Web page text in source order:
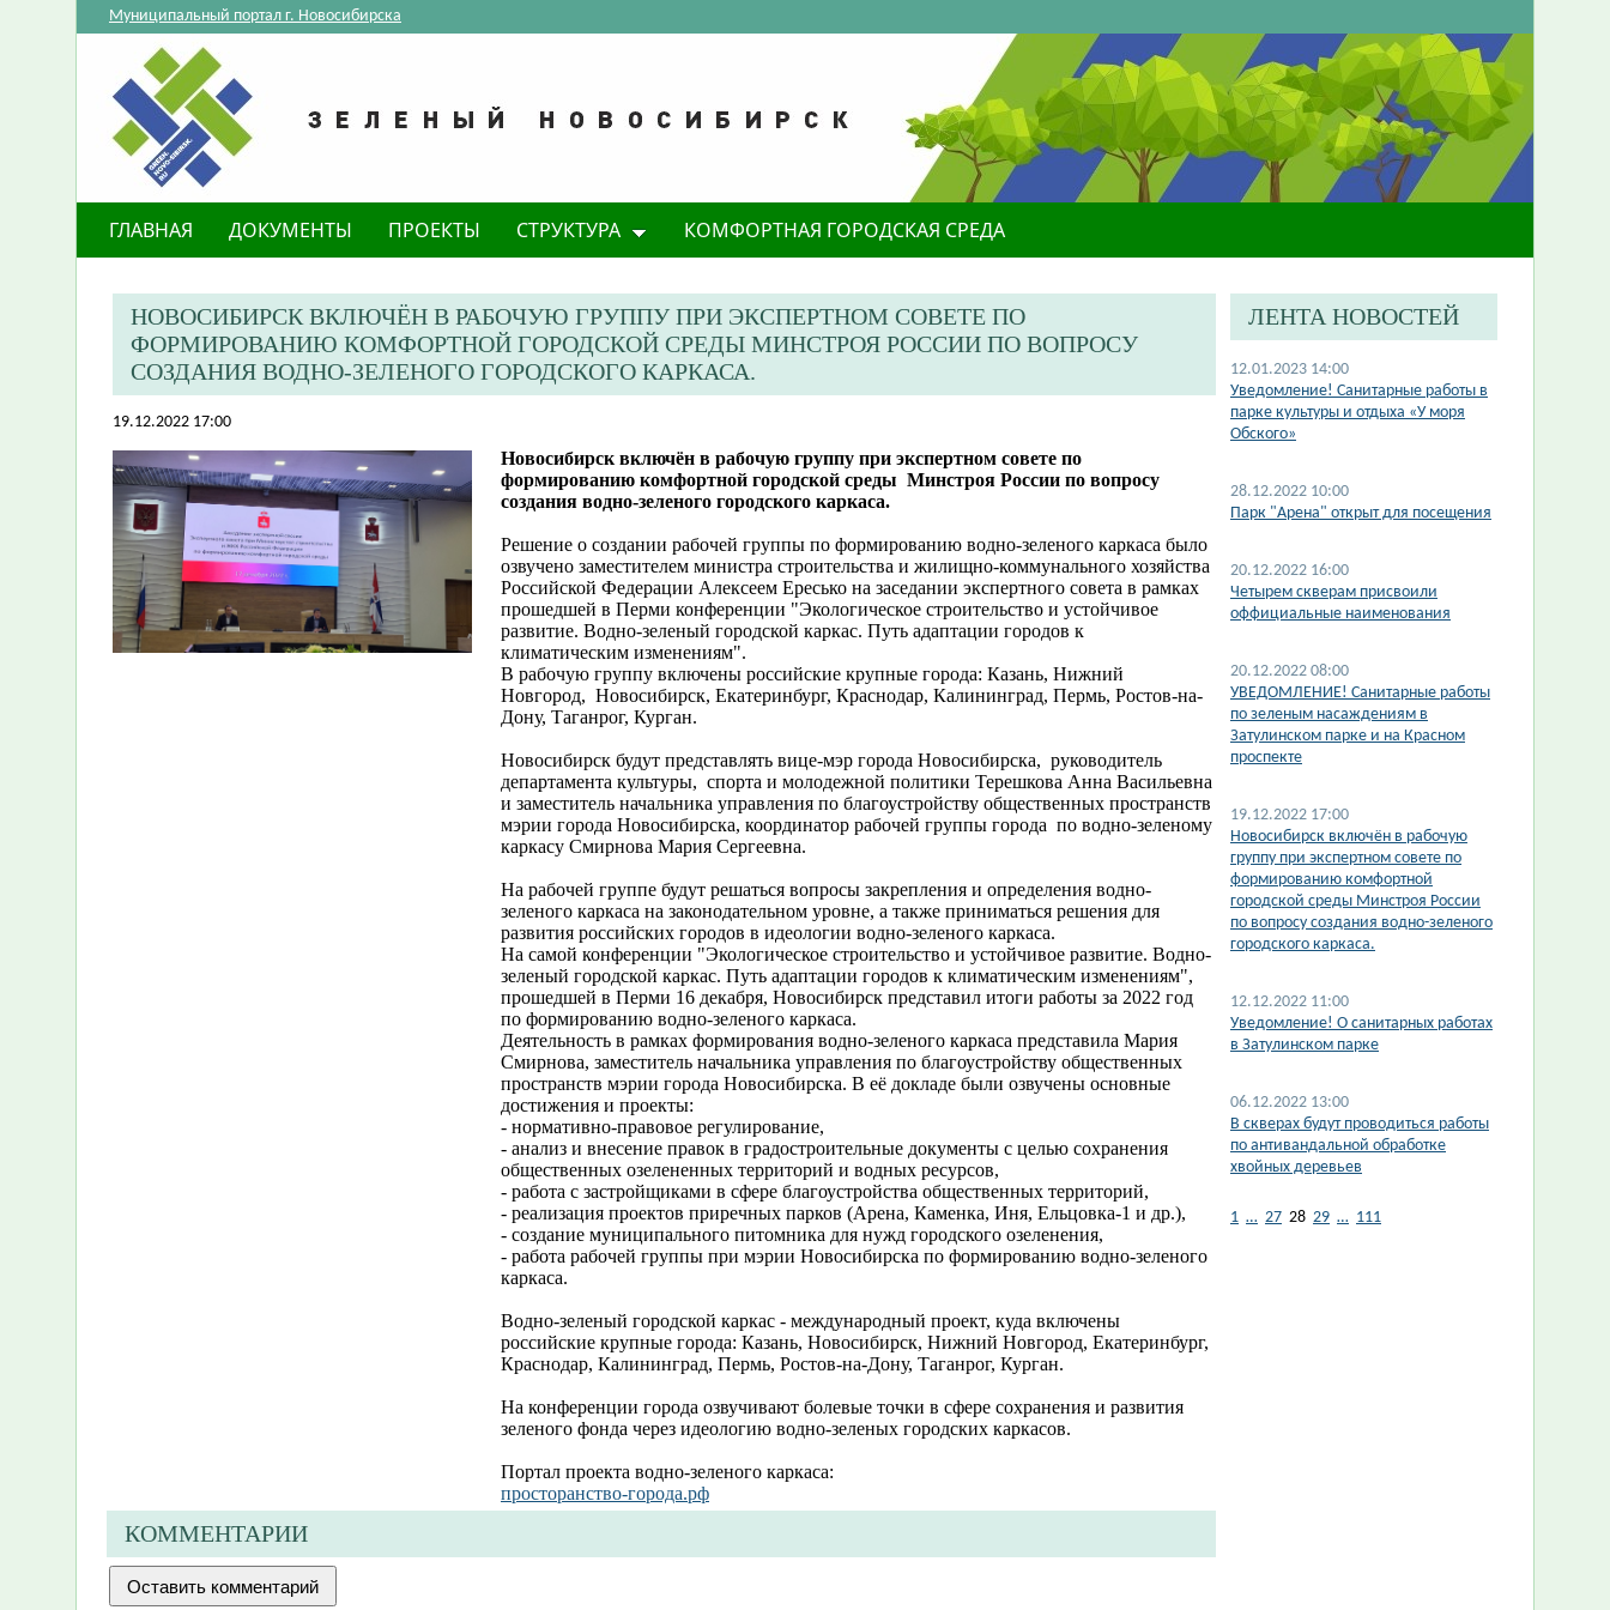
Муниципальный портал г. Новосибирска
ГЛАВНАЯ ДОКУМЕНТЫ ПРОЕКТЫ СТРУКТУРА КОМФОРТНАЯ ГОРОДСКАЯ СРЕДА
НОВОСИБИРСК ВКЛЮЧЁН В РАБОЧУЮ ГРУППУ ПРИ ЭКСПЕРТНОМ СОВЕТЕ ПО
ФОРМИРОВАНИЮ КОМФОРТНОЙ ГОРОДСКОЙ СРЕДЫ МИНСТРОЯ РОССИИ ПО ВОПРОСУ
СОЗДАНИЯ ВОДНО-ЗЕЛЕНОГО ГОРОДСКОГО КАРКАСА.
19.12.2022 17:00
Новосибирск включён в рабочую группу при экспертном совете по
формированию комфортной городской среды Минстроя России по вопросу
создания водно-зеленого городского каркаса.
Решение о создании рабочей группы по формированию водно-зеленого каркаса было
озвучено заместителем министра строительства и жилищно-коммунального хозяйства
Российской Федерации Алексеем Ересько на заседании экспертного совета в рамках
прошедшей в Перми конференции "Экологическое строительство и устойчивое
развитие. Водно-зеленый городской каркас. Путь адаптации городов к
климатическим изменениям".
В рабочую группу включены российские крупные города: Казань, Нижний
Новгород, Новосибирск, Екатеринбург, Краснодар, Калининград, Пермь, Ростов-на-
Дону, Таганрог, Курган.
Новосибирск будут представлять вице-мэр города Новосибирска, руководитель
департамента культуры, спорта и молодежной политики Терешкова Анна Васильевна
и заместитель начальника управления по благоустройству общественных пространств
мэрии города Новосибирска, координатор рабочей группы города по водно-зеленому
каркасу Смирнова Мария Сергеевна.
На рабочей группе будут решаться вопросы закрепления и определения водно-
зеленого каркаса на законодательном уровне, а также приниматься решения для
развития российских городов в идеологии водно-зеленого каркаса.
На самой конференции "Экологическое строительство и устойчивое развитие. Водно-
зеленый городской каркас. Путь адаптации городов к климатическим изменениям",
прошедшей в Перми 16 декабря, Новосибирск представил итоги работы за 2022 год
по формированию водно-зеленого каркаса.
Деятельность в рамках формирования водно-зеленого каркаса представила Мария
Смирнова, заместитель начальника управления по благоустройству общественных
пространств мэрии города Новосибирска. В её докладе были озвучены основные
достижения и проекты:
- нормативно-правовое регулирование,
- анализ и внесение правок в градостроительные документы с целью сохранения
общественных озелененных территорий и водных ресурсов,
- работа с застройщиками в сфере благоустройства общественных территорий,
- реализация проектов приречных парков (Арена, Каменка, Иня, Ельцовка-1 и др.),
- создание муниципального питомника для нужд городского озеленения,
- работа рабочей группы при мэрии Новосибирска по формированию водно-зеленого
каркаса.
Водно-зеленый городской каркас - международный проект, куда включены
российские крупные города: Казань, Новосибирск, Нижний Новгород, Екатеринбург,
Краснодар, Калининград, Пермь, Ростов-на-Дону, Таганрог, Курган.
На конференции города озвучивают болевые точки в сфере сохранения и развития
зеленого фонда через идеологию водно-зеленых городских каркасов.
Портал проекта водно-зеленого каркаса:
просторанство-города.рф
КОММЕНТАРИИ
ЛЕНТА НОВОСТЕЙ
12.01.2023 14:00
​Уведомление! Санитарные работы в
парке культуры и отдыха «У моря
Обского»
28.12.2022 10:00
Парк "Арена" открыт для посещения
20.12.2022 16:00
Четырем скверам присвоили
оффициальные наименования
20.12.2022 08:00
УВЕДОМЛЕНИЕ! Санитарные работы
по зеленым насаждениям в
Затулинском парке и на Красном
проспекте
19.12.2022 17:00
Новосибирск включён в рабочую
группу при экспертном совете по
формированию комфортной
городской среды Минстроя России
по вопросу создания водно-зеленого
городского каркаса.
12.12.2022 11:00
​Уведомление! О санитарных работах
в Затулинском парке
06.12.2022 13:00
В скверах будут проводиться работы
по антивандальной обработке
хвойных деревьев
1 … 27 28 29 … 111